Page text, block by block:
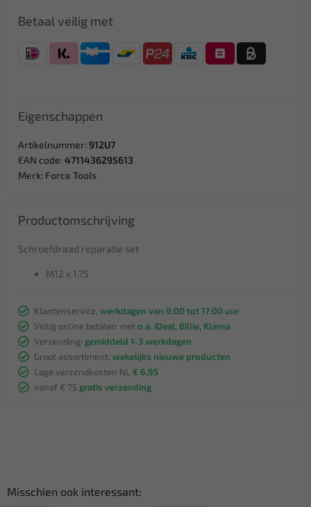
Betaal veilig met
Eigenschappen
Artikelnummer: 912U7
EAN code: 4711436295613
Merk: Force Tools
Productomschrijving
Schroefdraad reparatie set
M12 x 1.75
Klantenservice, werkdagen van 9:00 tot 17:00 uur
Veilig online betalen met o.a. iDeal, Billie, Klarna
Verzending: gemiddeld 1-3 werkdagen
Groot assortiment, wekelijks nieuwe producten
Lage verzendkosten NL € 6,95
vanaf € 75 gratis verzending
Misschien ook interessant: